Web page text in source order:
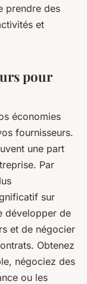
prendre des
et
pour
économies
fournisseurs.
une part
Par
sur
développer de
et de négocier
Obtenez
négociez des
ou les